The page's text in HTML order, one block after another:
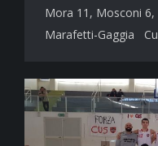
Mora 11, Mosconi 6,
Marafetti-Gaggia